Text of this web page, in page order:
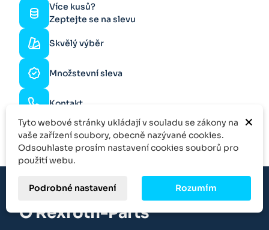
Více kusů?
Zeptejte se na slevu
Skvělý výběr
Množstevní sleva
Kontakt
O Rexroth-Parts
×
Tyto webové stránky ukládají v souladu se zákony na
vaše zařízení soubory, obecně nazývané cookies.
Odsouhlaste prosím nastavení cookies souborů pro
použití webu.
Podrobné nastavení Rozumím